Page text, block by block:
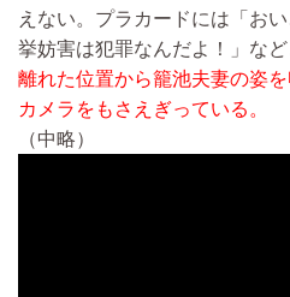
えない。プラカードには「お
挙妨害は犯罪なんだよ！」など
離れた位置から籠池夫妻の姿
カメラをもさえぎっている。
（中略）